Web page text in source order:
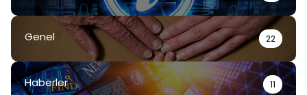
Genel 22
Haberler 11